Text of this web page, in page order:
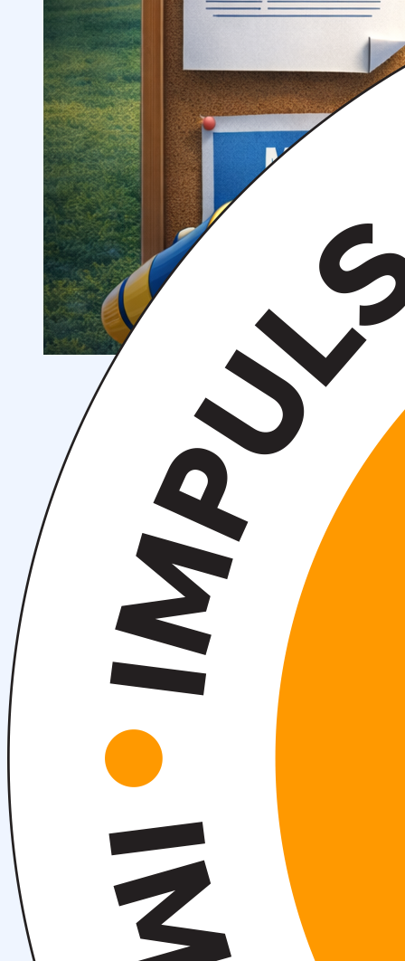
Спортивные и культурные мероприятия
Студенческие организацииСтуденческое
общежитиеПоддержка студентовСтуденческое
научное общество